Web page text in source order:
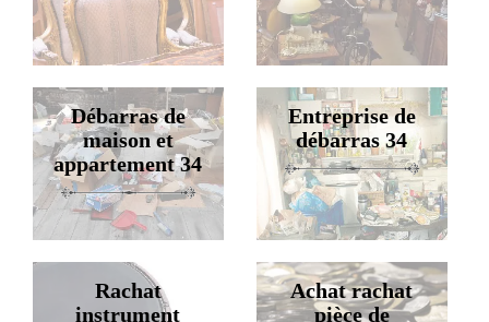
Débarras de
maison et
appartement 34
Entreprise de
débarras 34
Rachat
instrument
Achat rachat
pièce de